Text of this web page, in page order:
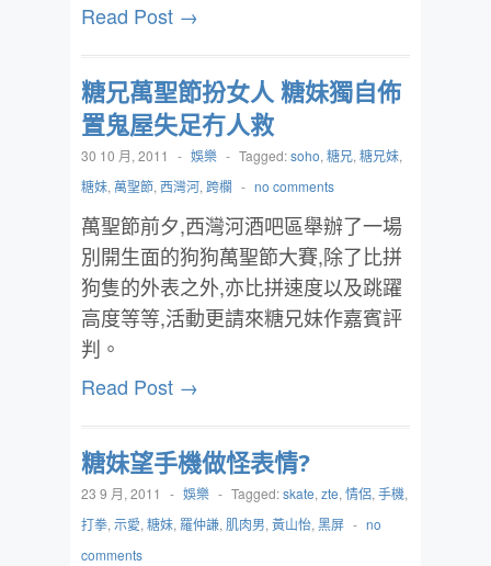
Read Post →
糖兄萬聖節扮女人 糖妹獨自佈
置鬼屋失足冇人救
30 10 月, 2011 - 娛樂 - Tagged:soho, 糖兄, 糖兄妹,
糖妹, 萬聖節, 西灣河, 跨欄 - no comments
萬聖節前夕,西灣河酒吧區舉辦了一場
別開生面的狗狗萬聖節大賽,除了比拼
狗隻的外表之外,亦比拼速度以及跳躍
高度等等,活動更請來糖兄妹作嘉賓評
判。
Read Post →
糖妹望手機做怪表情?
23 9 月, 2011 - 娛樂 - Tagged:skate, zte, 情侶, 手機,
打拳, 示愛, 糖妹, 羅仲謙, 肌肉男, 黃山怡, 黑屏 - no
comments